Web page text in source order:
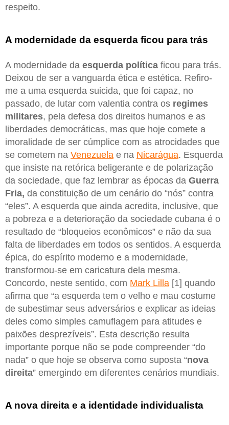
respeito.
A modernidade da esquerda ficou para trás
A modernidade da esquerda política ficou para trás.
Deixou de ser a vanguarda ética e estética. Refiro-
me a uma esquerda suicida, que foi capaz, no
passado, de lutar com valentia contra os regimes
militares, pela defesa dos direitos humanos e as
liberdades democráticas, mas que hoje comete a
imoralidade de ser cúmplice com as atrocidades que
se cometem na Venezuela e na Nicarágua. Esquerda
que insiste na retórica beligerante e de polarização
da sociedade, que faz lembrar as épocas da Guerra
Fria, da constituição de um cenário do “nós” contra
“eles”. A esquerda que ainda acredita, inclusive, que
a pobreza e a deterioração da sociedade cubana é o
resultado de “bloqueios econômicos” e não da sua
falta de liberdades em todos os sentidos. A esquerda
épica, do espírito moderno e a modernidade,
transformou-se em caricatura dela mesma.
Concordo, neste sentido, com Mark Lilla [1] quando
afirma que “a esquerda tem o velho e mau costume
de subestimar seus adversários e explicar as ideias
deles como simples camuflagem para atitudes e
paixões desprezíveis”. Esta descrição resulta
importante porque não se pode compreender “do
nada” o que hoje se observa como suposta “nova
direita” emergindo em diferentes cenários mundiais.
A nova direita e a identidade individualista